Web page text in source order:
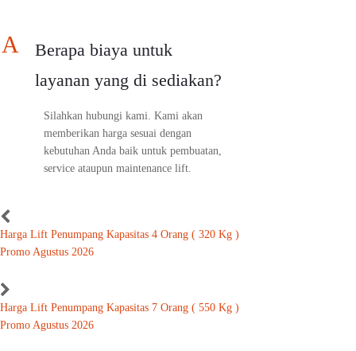
A
Berapa biaya untuk
layanan yang di sediakan?
Silahkan hubungi kami. Kami akan
memberikan harga sesuai dengan
kebutuhan Anda baik untuk pembuatan,
service ataupun maintenance lift.
Harga Lift Penumpang Kapasitas 4 Orang ( 320 Kg )
Promo Agustus 2026
Harga Lift Penumpang Kapasitas 7 Orang ( 550 Kg )
Promo Agustus 2026